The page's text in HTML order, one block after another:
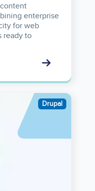
enterprise
for web
ready to
Drupal